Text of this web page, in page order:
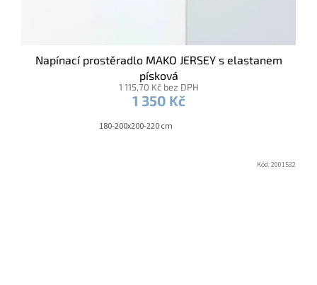
Napínací prostěradlo MAKO JERSEY s elastanem
písková
1 115,70 Kč bez DPH
1 350 Kč
180-200x200-220 cm
Kód:2001532